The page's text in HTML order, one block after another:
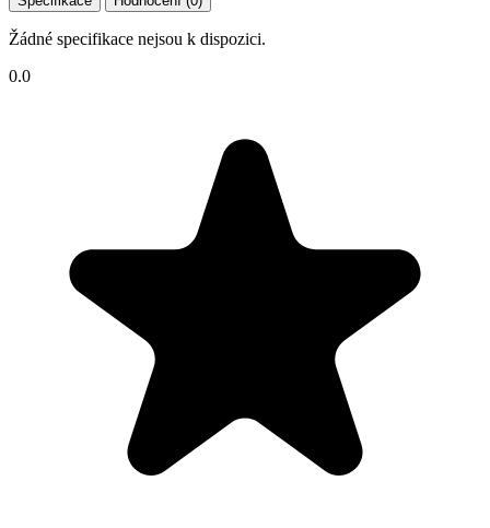
Žádné specifikace nejsou k dispozici.
0.0